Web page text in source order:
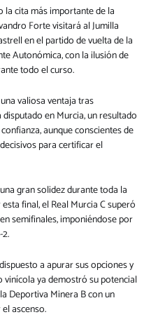
la cita más importante de la
Forte visitará al Jumilla
en el partido de vuelta de la
Autonómica, con la ilusión de
todo el curso.
valiosa ventaja tras
en Murcia, un resultado
aunque conscientes de
para certificar el
gran solidez durante toda la
final, el Real Murcia C superó
semifinales, imponiéndose por
a apurar sus opciones y
ya demostró su potencial
Deportiva Minera B con un
ascenso.